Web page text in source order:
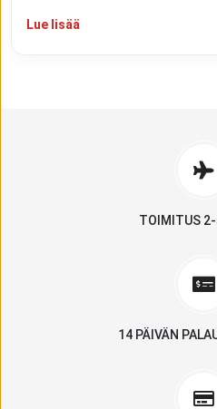
Lue lisää
TOIMITUS 2-
14 PÄIVÄN